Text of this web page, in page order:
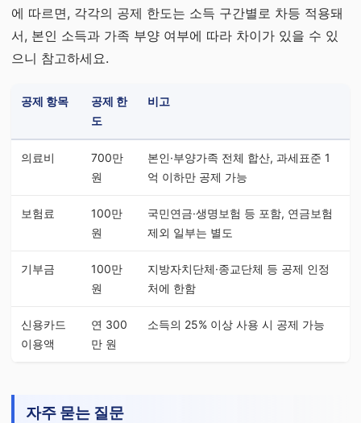
에 따르면, 각각의 공제 한도는 소득 구간별로 차등 적용돼
서, 본인 소득과 가족 부양 여부에 따라 차이가 있을 수 있
으니 참고하세요.
공제 항목
공제 한
도
비고
의료비
700만
원
본인·부양가족 전체 합산, 과세표준 1
억 이하만 공제 가능
보험료
100만
원
국민연금·생명보험 등 포함, 연금보험
제외 일부는 별도
기부금
100만
원
지방자치단체·종교단체 등 공제 인정
처에 한함
신용카드
이용액
연 300
만 원
소득의 25% 이상 사용 시 공제 가능
자주 묻는 질문